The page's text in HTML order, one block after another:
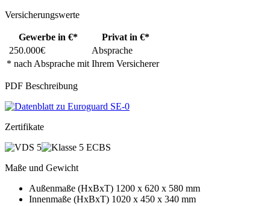
Versicherungswerte
Gewerbe in €* Privat in €*
* nach Absprache mit Ihrem Versicherer
250.000€ Absprache
PDF Beschreibung
Zertifikate
Maße und Gewicht
Außenmaße (HxBxT) 1200 x 620 x 580 mm
Innenmaße (HxBxT) 1020 x 450 x 340 mm